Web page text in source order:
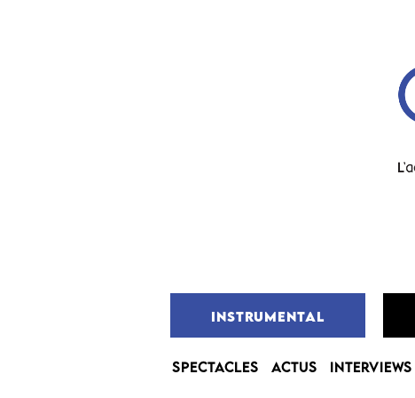
INSTRUMENTAL
SPECTACLES ACTUS INTERVIEWS